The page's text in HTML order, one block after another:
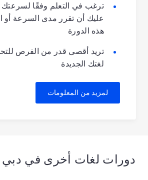
ترغب في التعلم وفقًا
عليك أن تقرر مدى السرعة أو
هذه الدورة
تريد أقصى قدر من الفرص
لغتك الجديدة
لمزيد من المعلومات
دورات لغات أخرى في دبي